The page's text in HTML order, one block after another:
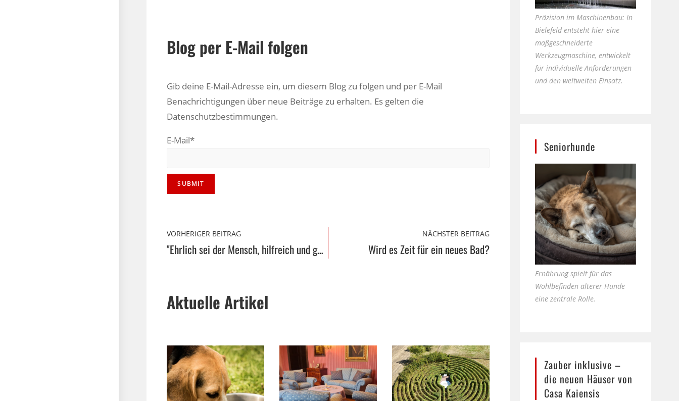
Blog per E-Mail folgen
Gib deine E-Mail-Adresse ein, um diesem Blog zu folgen und per E-Mail
Benachrichtigungen über neue Beiträge zu erhalten. Es gelten die
Datenschutzbestimmungen.
E-Mail*
VORHERIGER BEITRAG
"Ehrlich sei der Mensch, hilfreich und gut" oder…
NÄCHSTER BEITRAG
Wird es Zeit für ein neues Bad?
Aktuelle Artikel
Präzision im Maschinenbau: In
Bielefeld entsteht hier eine
maßgeschneiderte
Werkzeugmaschine, entwickelt
für individuelle Anforderungen
und den weltweiten Einsatz.
Seniorhunde
Ernährung spielt für das
Wohlbefinden älterer Hunde
eine zentrale Rolle.
Zauber inklusive –
die neuen Häuser von
Casa Kaiensis